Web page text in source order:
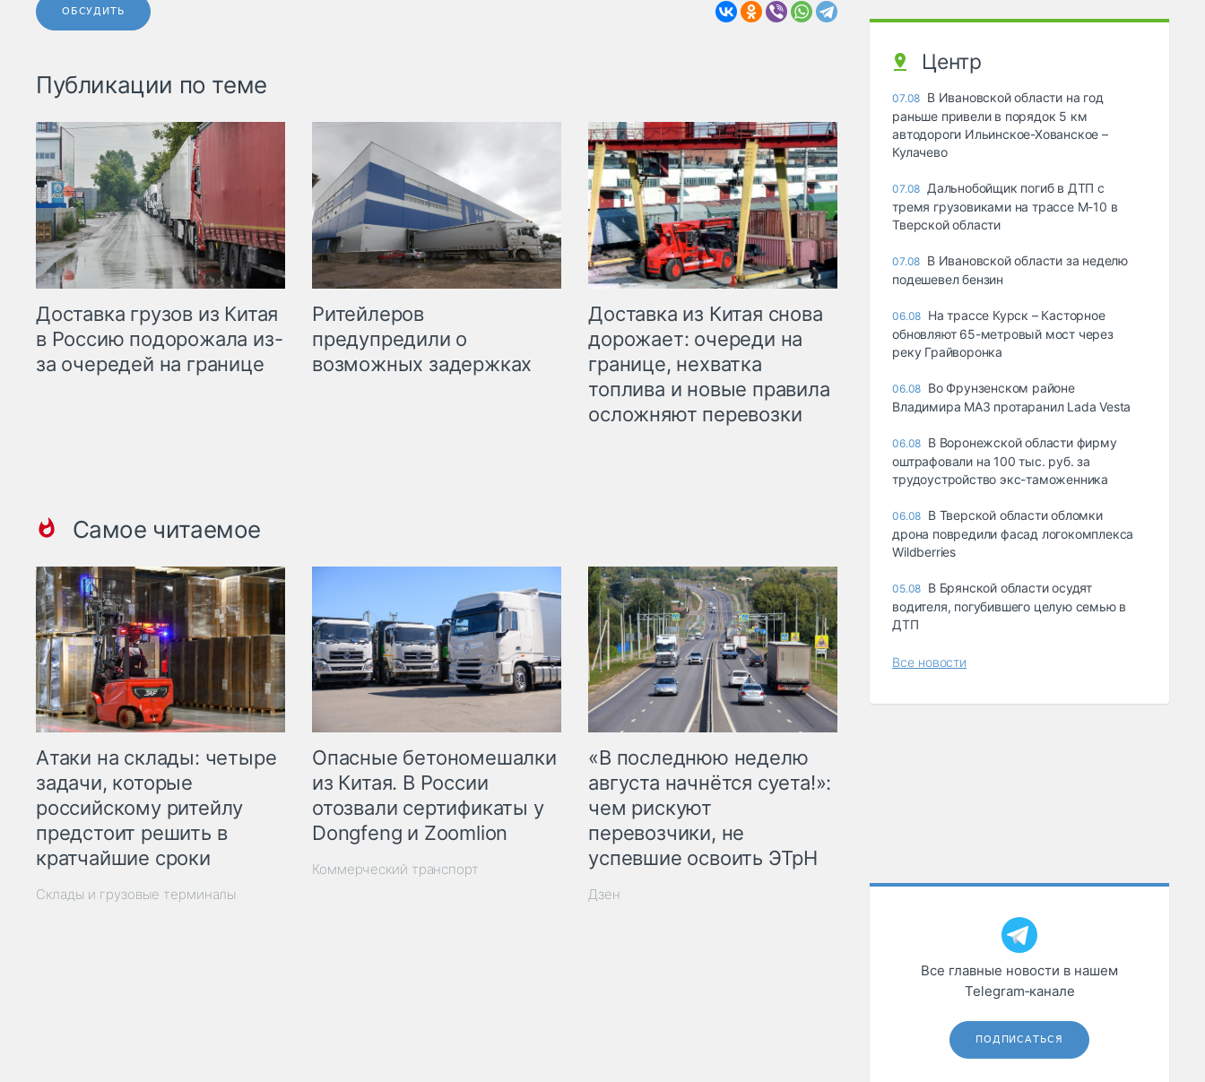
ОБСУДИТЬ
Публикации по теме
Доставка грузов из Китая
в Россию подорожала из-
за очередей на границе
Ритейлеров
предупредили о
возможных задержках
Доставка из Китая снова
дорожает: очереди на
границе, нехватка
топлива и новые правила
осложняют перевозки
Самое читаемое
Атаки на склады: четыре
задачи, которые
российскому ритейлу
предстоит решить в
кратчайшие сроки
Склады и грузовые терминалы
Опасные бетономешалки
из Китая. В России
отозвали сертификаты у
Dongfeng и Zoomlion
Коммерческий транспорт
«В последнюю неделю
августа начнётся суета!»:
чем рискуют
перевозчики, не
успевшие освоить ЭТрН
Дзен
Центр
07.08 В Ивановской области на год
раньше привели в порядок 5 км
автодороги Ильинское-Хованское –
Кулачево
07.08 Дальнобойщик погиб в ДТП с
тремя грузовиками на трассе М-10 в
Тверской области
07.08 В Ивановской области за неделю
подешевел бензин
06.08 На трассе Курск – Касторное
обновляют 65-метровый мост через
реку Грайворонка
06.08 Во Фрунзенском районе
Владимира МАЗ протаранил Lada Vesta
06.08 В Воронежской области фирму
оштрафовали на 100 тыс. руб. за
трудоустройство экс-таможенника
06.08 В Тверской области обломки
дрона повредили фасад логокомплекса
Wildberries
05.08 В Брянской области осудят
водителя, погубившего целую семью в
ДТП
Все новости
Все главные новости в нашем
Telegram‑канале
ПОДПИСАТЬСЯ